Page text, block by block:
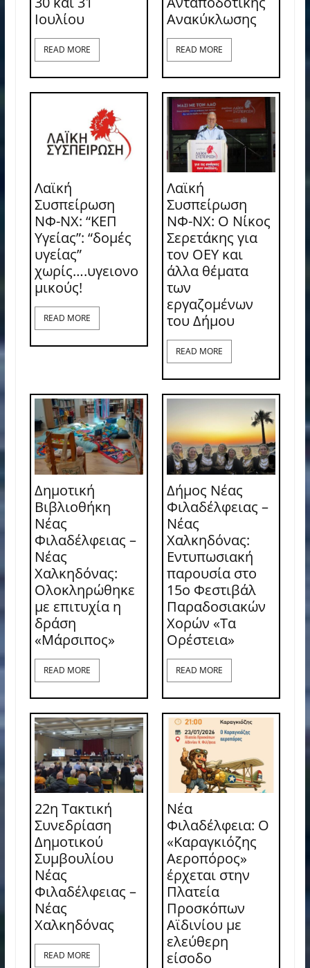
Ιουλίου
READ MORE
Ανακύκλωσης
READ MORE
Λαϊκή
Συσπείρωση
ΝΦ-ΝΧ: “ΚΕΠ
Υγείας”: “δομές
υγείας”
χωρίς….υγειονο
μικούς!
READ MORE
Λαϊκή
Συσπείρωση
ΝΦ-ΝΧ: O Νίκος
Σερετάκης για
τον ΟΕΥ και
άλλα θέματα
των
εργαζομένων
του Δήμου
READ MORE
Δημοτική
Βιβλιοθήκη
Νέας
Φιλαδέλφειας –
Νέας
Χαλκηδόνας:
Ολοκληρώθηκε
με επιτυχία η
δράση
«Μάρσιπος»
READ MORE
Δήμος Νέας
Φιλαδέλφειας –
Νέας
Χαλκηδόνας:
Εντυπωσιακή
παρουσία στο
15ο Φεστιβάλ
Παραδοσιακών
Χορών «Τα
Ορέστεια»
READ MORE
22η Τακτική
Συνεδρίαση
Δημοτικού
Συμβουλίου
Νέας
Φιλαδέλφειας –
Νέας
Χαλκηδόνας
READ MORE
Νέα
Φιλαδέλφεια: Ο
«Καραγκιόζης
Αεροπόρος»
έρχεται στην
Πλατεία
Προσκόπων
Αϊδινίου με
ελεύθερη
είσοδο